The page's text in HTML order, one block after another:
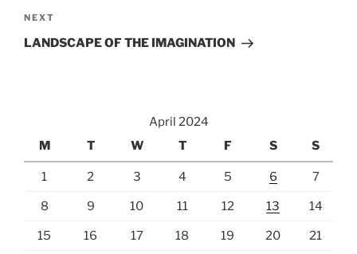
Next
Post
NEXT
LANDSCAPE OF THE IMAGINATION
April 2024
M
T W T F S S
1 2 3 4 5 6 7
8 9 10 11 12 13 14
15 16 17 18 19 20 21